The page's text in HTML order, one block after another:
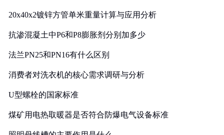
20x40x2镀锌方管单米重量计算与应用分析
抗渗混凝土中P6和P8膨胀剂分别加多少
法兰PN25和PN16有什么区别
消费者对洗衣机的核心需求调研与分析
U型螺栓的国家标准
煤矿用电热取暖器是否符合防爆电气设备标准